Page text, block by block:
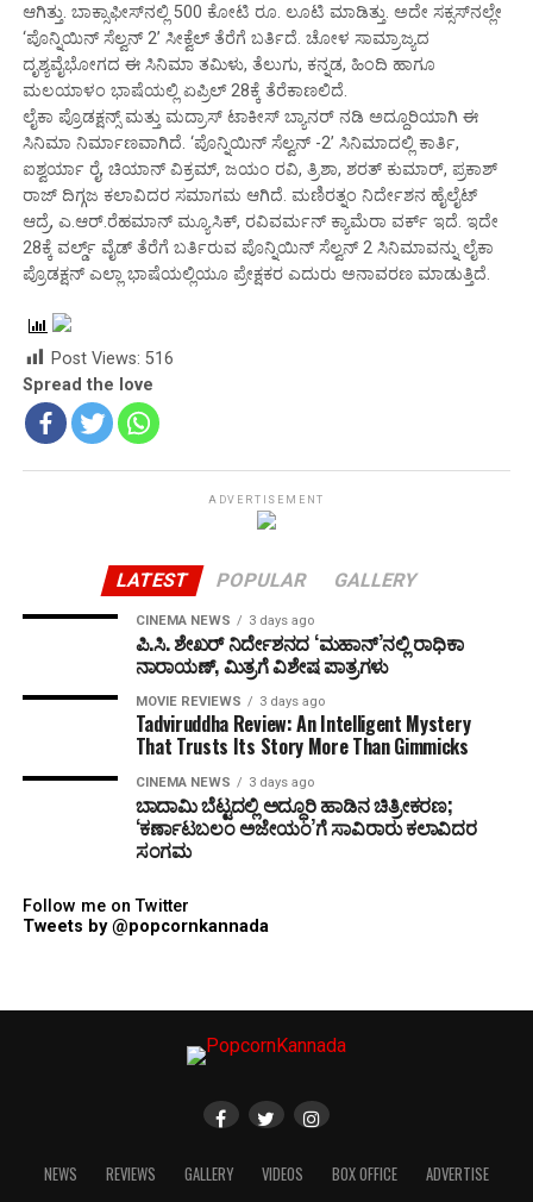
ಆಗಿತ್ತು. ಬಾಕ್ಸಾಫೀಸ್‌ನಲ್ಲಿ 500 ಕೋಟಿ ರೂ. ಲೂಟಿ ಮಾಡಿತ್ತು. ಅದೇ ಸಕ್ಸಸ್‌ನಲ್ಲೇ
‘ಪೊನ್ನಿಯಿನ್ ಸೆಲ್ವನ್ 2’ ಸೀಕ್ವೆಲ್ ತೆರೆಗೆ ಬರ್ತಿದೆ. ಚೋಳ ಸಾಮ್ರಾಜ್ಯದ
ದೃಶ್ಯವೈಭೋಗದ ಈ ಸಿನಿಮಾ ತಮಿಳು, ತೆಲುಗು, ಕನ್ನಡ, ಹಿಂದಿ ಹಾಗೂ
ಮಲಯಾಳಂ ಭಾಷೆಯಲ್ಲಿ ಏಪ್ರಿಲ್ 28ಕ್ಕೆ ತೆರೆಕಾಣಲಿದೆ.
ಲೈಕಾ ಪ್ರೊಡಕ್ಷನ್ಸ್ ಮತ್ತು ಮದ್ರಾಸ್ ಟಾಕೀಸ್ ಬ್ಯಾನರ್ ನಡಿ ಅದ್ದೂರಿಯಾಗಿ ಈ
ಸಿನಿಮಾ ನಿರ್ಮಾಣವಾಗಿದೆ. ‘ಪೊನ್ನಿಯಿನ್ ಸೆಲ್ವನ್ -2’ ಸಿನಿಮಾದಲ್ಲಿ ಕಾರ್ತಿ,
ಐಶ್ವರ್ಯಾ ರೈ, ಚಿಯಾನ್ ವಿಕ್ರಮ್, ಜಯಂ ರವಿ, ತ್ರಿಶಾ, ಶರತ್ ಕುಮಾರ್, ಪ್ರಕಾಶ್
ರಾಜ್ ದಿಗ್ಗಜ ಕಲಾವಿದರ ಸಮಾಗಮ ಆಗಿದೆ. ಮಣಿರತ್ನಂ ನಿರ್ದೇಶನ ಹೈಲೈಟ್
ಆದ್ರೆ, ಎ.ಆರ್.ರೆಹಮಾನ್ ಮ್ಯೂಸಿಕ್, ರವಿವರ್ಮನ್ ಕ್ಯಾಮೆರಾ ವರ್ಕ್‌ ಇದೆ. ಇದೇ
28ಕ್ಕೆ ವರ್ಲ್ಡ್ ವೈಡ್ ತೆರೆಗೆ ಬರ್ತಿರುವ ಪೊನ್ನಿಯಿನ್ ಸೆಲ್ವನ್ 2 ಸಿನಿಮಾವನ್ನು ಲೈಕಾ
ಪ್ರೊಡಕ್ಷನ್ ಎಲ್ಲಾ ಭಾಷೆಯಲ್ಲಿಯೂ ಪ್ರೇಕ್ಷಕರ ಎದುರು ಅನಾವರಣ ಮಾಡುತ್ತಿದೆ.
Post Views: 516
Spread the love
ADVERTISEMENT
LATEST POPULAR GALLERY
CINEMA NEWS 3 days ago
ಪಿ.ಸಿ. ಶೇಖರ್ ನಿರ್ದೇಶನದ ‘ಮಹಾನ್’ನಲ್ಲಿ ರಾಧಿಕಾ
ನಾರಾಯಣ್, ಮಿತ್ರಗೆ ವಿಶೇಷ ಪಾತ್ರಗಳು
MOVIE REVIEWS 3 days ago
Tadviruddha Review: An Intelligent Mystery
That Trusts Its Story More Than Gimmicks
CINEMA NEWS 3 days ago
ಬಾದಾಮಿ ಬೆಟ್ಟದಲ್ಲಿ ಅದ್ಧೂರಿ ಹಾಡಿನ ಚಿತ್ರೀಕರಣ;
‘ಕರ್ಣಾಟಬಲಂ ಅಜೇಯಂ’ಗೆ ಸಾವಿರಾರು ಕಲಾವಿದರ
ಸಂಗಮ
Follow me on Twitter
Tweets by @popcornkannada
NEWS REVIEWS GALLERY VIDEOS BOX OFFICE ADVERTISE